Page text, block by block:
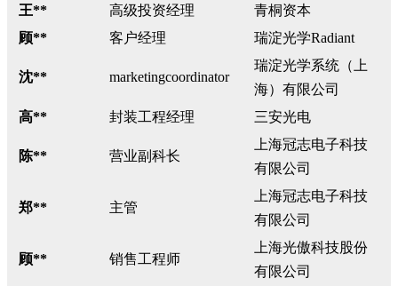
王**
高级投资经理
青桐资本
顾**
客户经理 瑞淀光学Radiant
沈** marketingcoordinator
瑞淀光学系统（上
海）有限公司
高**
封装工程经理 三安光电
陈** 营业副科长
上海冠志电子科技
有限公司
郑** 主管
上海冠志电子科技
有限公司
顾** 销售工程师
上海光傲科技股份
有限公司